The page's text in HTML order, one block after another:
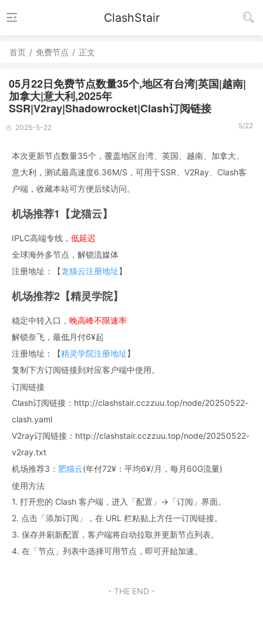
ClashStair
首页 / 免费节点 / 正文
05月22日免费节点数量35个,地区有台湾|英国|越南|
加拿大|意大利,2025年
SSR|V2ray|Shadowrocket|Clash订阅链接
2025-5-22 5/22
本次更新节点数量35个，覆盖地区台湾、英国、越南、加拿大、
意大利，测试最高速度6.36M/S，可用于SSR、V2Ray、Clash客
户端，收藏本站可方便后续访问。
机场推荐1【龙猫云】
IPLC高端专线， 低延迟
全球海外多节点，解锁流媒体
注册地址：【龙猫云注册地址】
机场推荐2【精灵学院】
稳定中转入口， 晚高峰不限速率
解锁奈飞，最低月付6¥起
注册地址：【精灵学院注册地址】
复制下方订阅链接到对应客户端中使用。
订阅链接
Clash订阅链接：http://clashstair.cczzuu.top/node/20250522-
clash.yaml
V2ray订阅链接：http://clashstair.cczzuu.top/node/20250522-
v2ray.txt
机场推荐3： 肥猫云(年付72¥：平均6¥/月，每月60G流量)
使用方法
1. 打开您的 Clash 客户端，进入「配置」→「订阅」界面。
2. 点击「添加订阅」，在 URL 栏粘贴上方任一订阅链接。
3. 保存并刷新配置，客户端将自动拉取并更新节点列表。
4. 在「节点」列表中选择可用节点，即可开始加速。
- THE END -